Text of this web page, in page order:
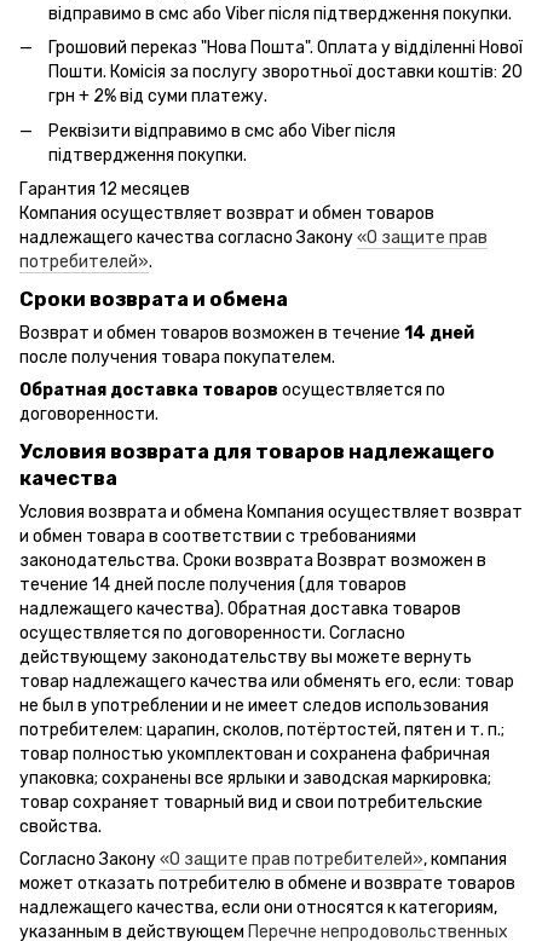
відправимо в смс або Viber після підтвердження покупки.
Грошовий переказ "Нова Пошта". Оплата у відділенні Нової
Пошти. Комісія за послугу зворотньої доставки коштів: 20
грн + 2% від суми платежу.
Реквізити відправимо в смс або Viber після
підтвердження покупки.
Гарантия 12 месяцев
Компания осуществляет возврат и обмен товаров
надлежащего качества согласно Закону«О защите прав
потребителей».
Сроки возврата и обмена
Возврат и обмен товаров возможен в течение 14 дней
после получения товара покупателем.
Обратная доставка товаров осуществляется по
договоренности.
Условия возврата для товаров надлежащего
качества
Условия возврата и обмена Компания осуществляет возврат
и обмен товара в соответствии с требованиями
законодательства. Сроки возврата Возврат возможен в
течение 14 дней после получения (для товаров
надлежащего качества). Обратная доставка товаров
осуществляется по договоренности. Согласно
действующему законодательству вы можете вернуть
товар надлежащего качества или обменять его, если: товар
не был в употреблении и не имеет следов использования
потребителем: царапин, сколов, потёртостей, пятен и т. п.;
товар полностью укомплектован и сохранена фабричная
упаковка; сохранены все ярлыки и заводская маркировка;
товар сохраняет товарный вид и свои потребительские
свойства.
Согласно Закону«О защите прав потребителей», компания
может отказать потребителю в обмене и возврате товаров
надлежащего качества, если они относятся к категориям,
указанным в действующем Перечне непродовольственных